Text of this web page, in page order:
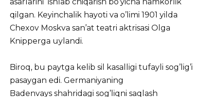
qilgan. Keyinchalik hayoti va o’limi 1901 yilda
Chexov Moskva san’at teatri aktrisasi Olga
Knipperga uylandi.
Biroq, bu paytga kelib sil kasalligi tufayli sog’lig’i
pasaygan edi. Germaniyaning
Badenvays shahridagi sog’liqni saqlash